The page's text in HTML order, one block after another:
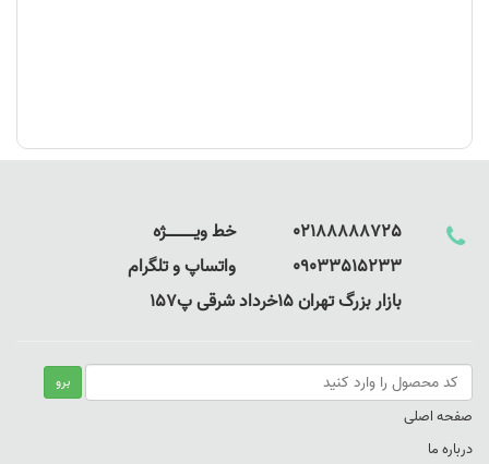
02188888725 خط ویـــــــــــــژه
09033515233 واتساپ و تلگرام
بازار بزرگ تهران 15خرداد شرقی پ157
صفحه اصلی
درباره ما